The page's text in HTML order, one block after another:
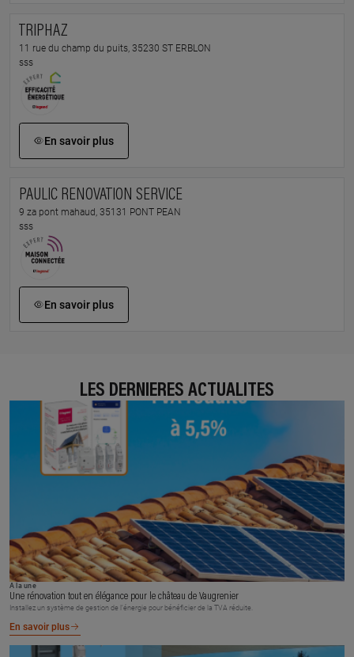
TRIPHAZ
11 rue du champ du puits, 35230 ST ERBLON
sss
En savoir plus
PAULIC RENOVATION SERVICE
9 za pont mahaud, 35131 PONT PEAN
sss
En savoir plus
LES DERNIÈRES ACTUALITÉS
À la une
Une rénovation tout en élégance pour le château de Vaugrenier
Installez un système de gestion de l’énergie pour bénéficier de la TVA réduite.
En savoir plus